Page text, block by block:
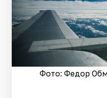
Фото: Федор